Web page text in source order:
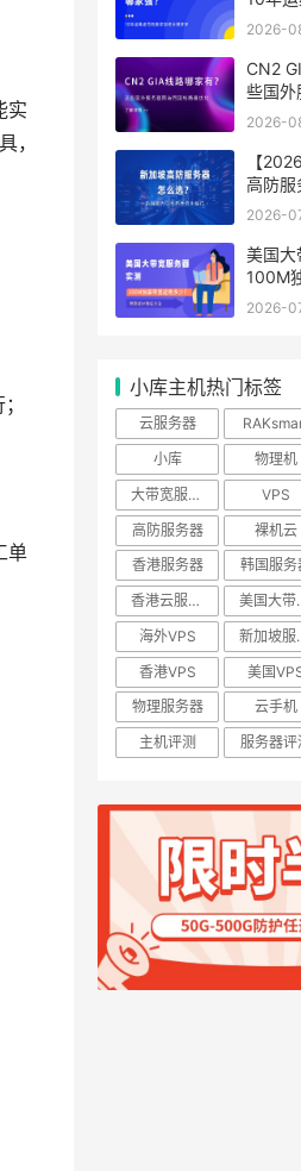
实
，
单
分辨好
2026-
CN2
些国外
路最优
2026-
【
高防服
能力与
2026-
美国大
100M
少？附
2026-
小库主机热门标签
云服务器
小库
物理机
大带宽服务器
VPS
高防服务器
裸机云
香港服务器
韩国服务
香港云服务器
美
海外VPS
新
香港VPS
美国
物理服务器
云手机
主机评测
服务器评